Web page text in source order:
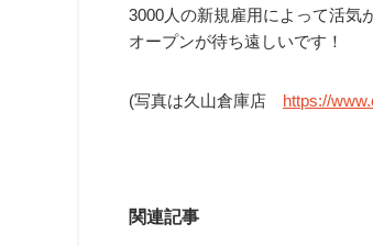
3000人の新規雇用によって活気
オープンが待ち遠しいです！
(写真は久山倉庫店 https://
関連記事